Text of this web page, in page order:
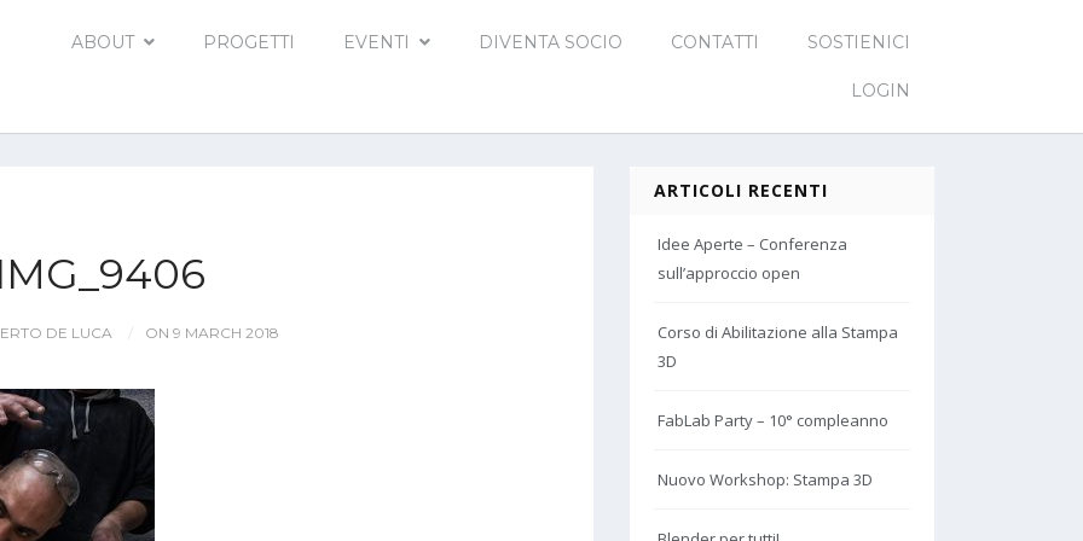
ABOUT PROGETTI EVENTI DIVENTA SOCIO CONTATTI SOSTIENICI
LOGIN
DE LUCA ON 9 MARCH 2018
ARTICOLI RECENTI
Idee Aperte – Conferenza
sull’approccio open
Corso di Abilitazione alla Stampa
3D
FabLab Party – 10° compleanno
Nuovo Workshop: Stampa 3D